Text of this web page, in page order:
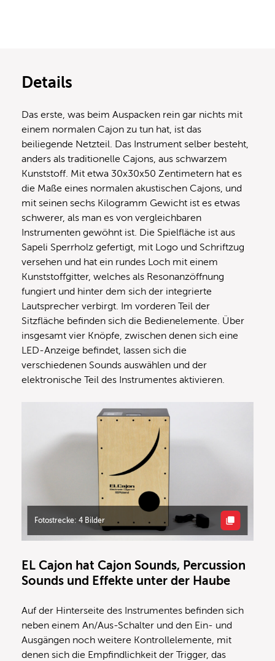
Details
Das erste, was beim Auspacken rein gar nichts mit
einem normalen Cajon zu tun hat, ist das
beiliegende Netzteil. Das Instrument selber besteht,
anders als traditionelle Cajons, aus schwarzem
Kunststoff. Mit etwa 30x30x50 Zentimetern hat es
die Maße eines normalen akustischen Cajons, und
mit seinen sechs Kilogramm Gewicht ist es etwas
schwerer, als man es von vergleichbaren
Instrumenten gewöhnt ist. Die Spielfläche ist aus
Sapeli Sperrholz gefertigt, mit Logo und Schriftzug
versehen und hat ein rundes Loch mit einem
Kunststoffgitter, welches als Resonanzöffnung
fungiert und hinter dem sich der integrierte
Lautsprecher verbirgt. Im vorderen Teil der
Sitzfläche befinden sich die Bedienelemente. Über
insgesamt vier Knöpfe, zwischen denen sich eine
LED-Anzeige befindet, lassen sich die
verschiedenen Sounds auswählen und der
elektronische Teil des Instrumentes aktivieren.
Fotostrecke: 4 Bilder
EL Cajon hat Cajon Sounds, Percussion
Sounds und Effekte unter der Haube
Auf der Hinterseite des Instrumentes befinden sich
neben einem An/Aus-Schalter und den Ein- und
Ausgängen noch weitere Kontrollelemente, mit
denen sich die Empfindlichkeit der Trigger, das